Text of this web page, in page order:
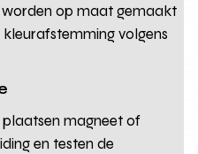
op maat gemaakt
volgens
magneet of
en testen de